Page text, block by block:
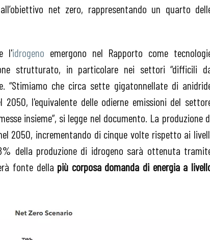
net zero, rappresentando un quarto
l'idrogeno emergono nel Rapporto come
strutturato, in particolare nei settori “difficili
“Stimiamo che circa sette gigatonnellate di
l'equivalente delle odierne emissioni del
insieme”, si legge nel documento. La produzione
2050, incrementando di cinque volte rispetto ai
della produzione di idrogeno sarà ottenuta
fonte della più corposa domanda di energia a